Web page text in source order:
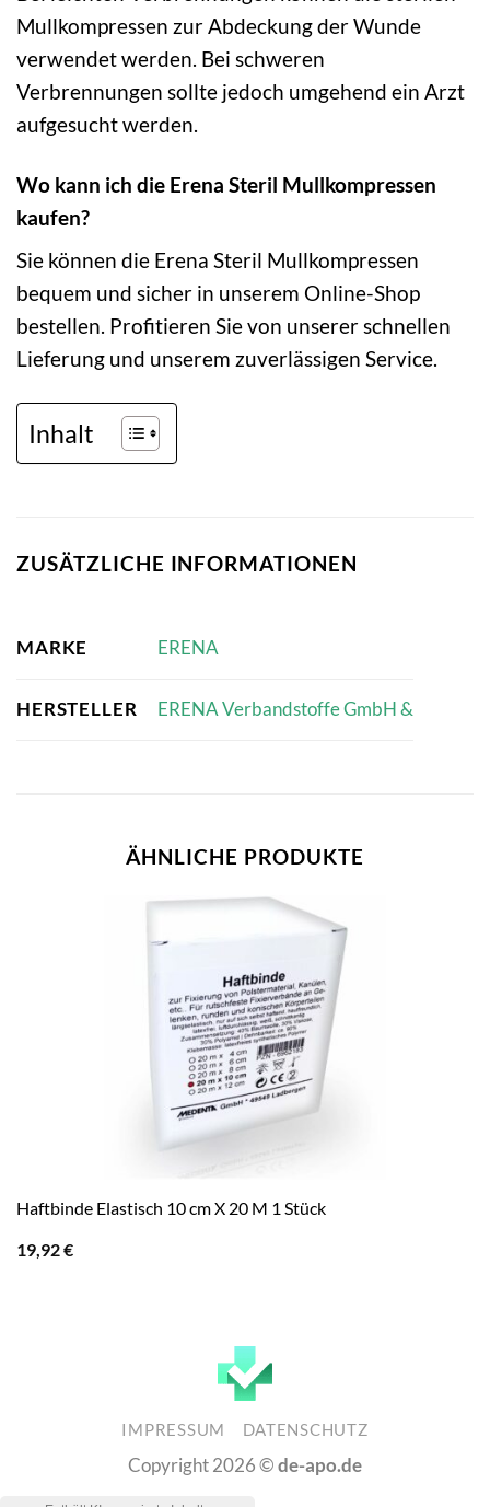
Mullkompressen zur Abdeckung der Wunde
verwendet werden. Bei schweren
Verbrennungen sollte jedoch umgehend ein Arzt
aufgesucht werden.
Wo kann ich die Erena Steril Mullkompressen
kaufen?
Sie können die Erena Steril Mullkompressen
bequem und sicher in unserem Online-Shop
bestellen. Profitieren Sie von unserer schnellen
Lieferung und unserem zuverlässigen Service.
Inhalt
ZUSÄTZLICHE INFORMATIONEN
MARKE ERENA
HERSTELLER ERENA Verbandstoffe GmbH &
ÄHNLICHE PRODUKTE
Haftbinde Elastisch 10 cm X 20 M 1 Stück
19,92€
IMPRESSUM DATENSCHUTZ
Copyright 2026 ©de-apo.de